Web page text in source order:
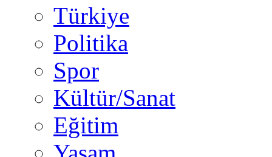
Türkiye
Politika
Spor
Kültür/Sanat
Eğitim